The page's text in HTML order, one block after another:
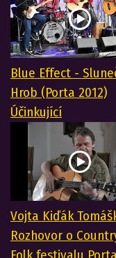
Blue Effect -
Hrob (Porta 2012)
Účinkující
Vojta Kiďák
Rozhovor o